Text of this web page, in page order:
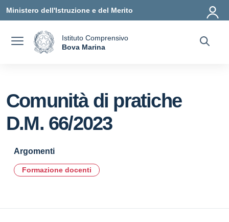
Ministero dell'Istruzione e del Merito
Istituto Comprensivo
Bova Marina
Comunità di pratiche
D.M. 66/2023
Argomenti
Formazione docenti